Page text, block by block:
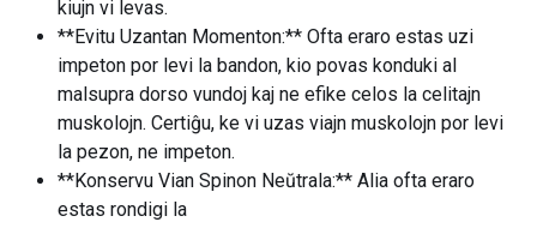
kiujn vi levas.
**Evitu Uzantan Momenton:** Ofta eraro estas uzi
impeton por levi la bandon, kio povas konduki al
malsupra dorso vundoj kaj ne efike celos la celitajn
muskolojn. Certiĝu, ke vi uzas viajn muskolojn por levi
la pezon, ne impeton.
**Konservu Vian Spinon Neŭtrala:** Alia ofta eraro
estas rondigi la